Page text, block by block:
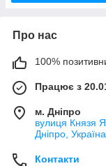
Про нас
100%
Працює з
м. Дніпро
вулиця Князя
Дніпро, Україна
Контакти